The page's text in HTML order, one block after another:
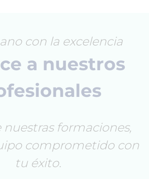
con la excelencia
a nuestros
nuestras formaciones,
comprometido con
tu éxito.